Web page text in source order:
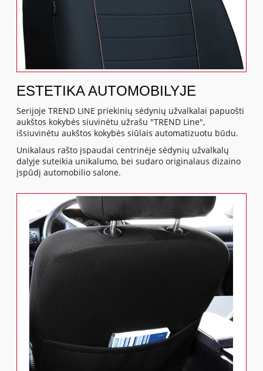
ESTETIKA AUTOMOBILYJE
Serijoje TREND LINE priekinių sėdynių užvalkalai papuošti
aukštos kokybės siuvinėtu užrašu "TREND Line",
išsiuvinėtu aukštos kokybės siūlais automatizuotu būdu.
Unikalaus rašto įspaudai centrinėje sėdynių užvalkalų
dalyje suteikia unikalumo, bei sudaro originalaus dizaino
įspūdį automobilio salone.